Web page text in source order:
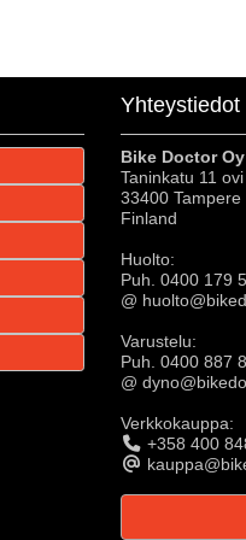
Yhteystiedot
Bike Doctor Oy
Taninkatu 11
33400 Tampere
Finland
Huolto:
Puh. 0400 179
@
Varustelu:
Puh. 0400 887
@
Verkkokauppa:
+358 400